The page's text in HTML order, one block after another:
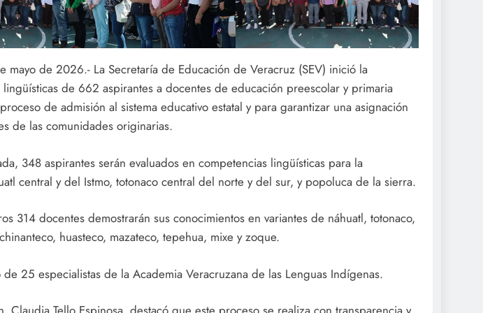
mayo de 2026.- La Secretaría de Educación de Veracruz (SEV) inició la
de 662 aspirantes a docentes de educación preescolar y primaria
de admisión al sistema educativo estatal y para garantizar una asignación
de las comunidades originarias.
348 aspirantes serán evaluados en competencias lingüísticas para la
central y del Istmo, totonaco central del norte y del sur, y popoluca de la sierra.
314 docentes demostrarán sus conocimientos en variantes de náhuatl, totonaco,
huasteco, mazateco, tepehua, mixe y zoque.
de 25 especialistas de la Academia Veracruzana de las Lenguas Indígenas.